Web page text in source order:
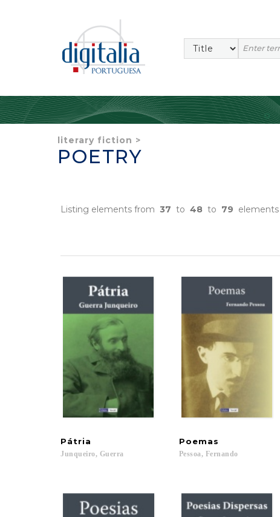
literary fiction >
POETRY
Listing elements from 37 to 48 to 79 elements
Pátria
Junqueiro, Guerra
Poemas
Pessoa, Fernando